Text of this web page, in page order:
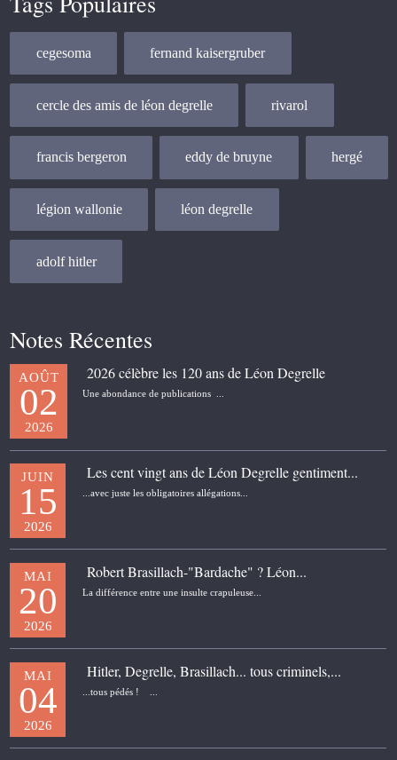
cegesoma fernand kaisergruber
cercle des amis de léon degrelle rivarol
francis bergeron eddy de bruyne hergé
légion wallonie léon degrelle
adolf hitler
Notes Récentes
AOÛT
02
2026
2026 célèbre les 120 ans de Léon Degrelle
Une abondance de publications ...
JUIN
15
2026
Les cent vingt ans de Léon Degrelle gentiment...
...avec juste les obligatoires allégations...
MAI
20
2026
Robert Brasillach-"Bardache" ? Léon...
La différence entre une insulte crapuleuse...
MAI
04
2026
Hitler, Degrelle, Brasillach... tous criminels,...
...tous pédés ! ...